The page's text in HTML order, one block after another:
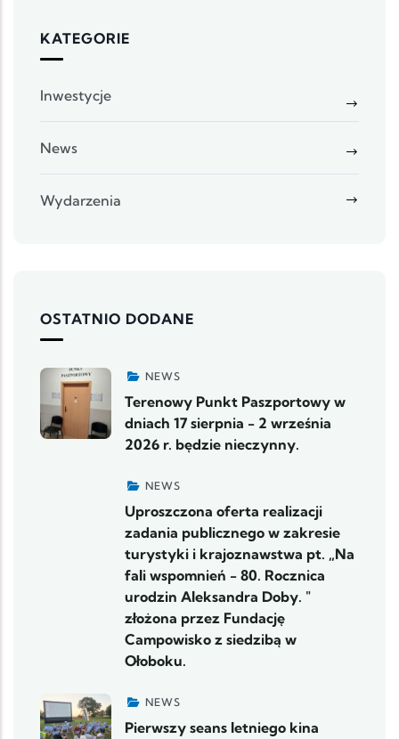
KATEGORIE
Inwestycje
News
Wydarzenia
OSTATNIO DODANE
NEWS
Terenowy Punkt Paszportowy w
dniach 17 sierpnia - 2 września
2026 r. będzie nieczynny.
NEWS
Uproszczona oferta realizacji
zadania publicznego w zakresie
turystyki i krajoznawstwa pt. „Na
fali wspomnień - 80. Rocznica
urodzin Aleksandra Doby. "
złożona przez Fundację
Campowisko z siedzibą w
Ołoboku.
NEWS
Pierwszy seans letniego kina